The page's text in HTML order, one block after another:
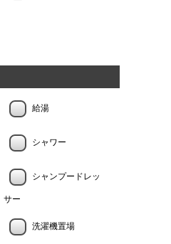
給湯
シャワー
シャンプードレッ
サー
洗濯機置場